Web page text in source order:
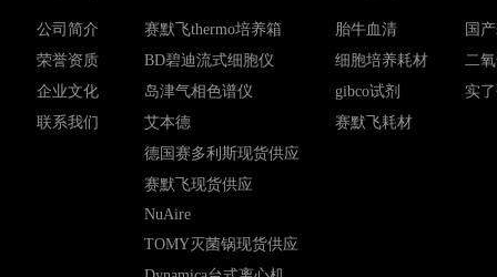
公司简介
荣誉资质
企业文化
联系我们
赛默飞thermo培养箱
BD碧迪流式细胞仪
岛津气相色谱仪
艾本德
德国赛多利斯现货供应
赛默飞现货供应
NuAire
TOMY灭菌锅现货供应
胎牛血清
细胞培养耗材
gibco试剂
赛默飞耗材
国
二
实